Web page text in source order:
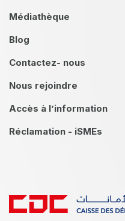
Médiathèque
Blog
Contactez- nous
Nous rejoindre
Accès à l’information
Réclamation - iSMEs